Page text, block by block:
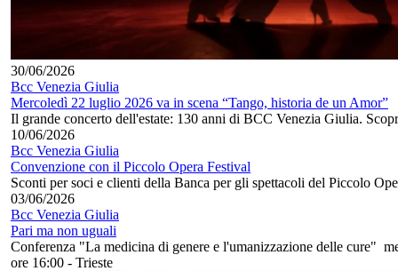
30/06/2026
Bcc Venezia Giulia
Mercoledì 22 luglio 2026 va in scena “Tango, historia de un Amor”
Il grande concerto dell'estate: 130 anni di BCC Venezia Giulia.
10/06/2026
Bcc Venezia Giulia
Convenzione con il Piccolo Opera Festival
Sconti per soci e clienti della Banca per gli spettacoli del Piccolo
03/06/2026
Bcc Venezia Giulia
Pari ma non uguali
Conferenza "La medicina di genere e l'umanizzazione delle cure"
ore 16:00 - Trieste